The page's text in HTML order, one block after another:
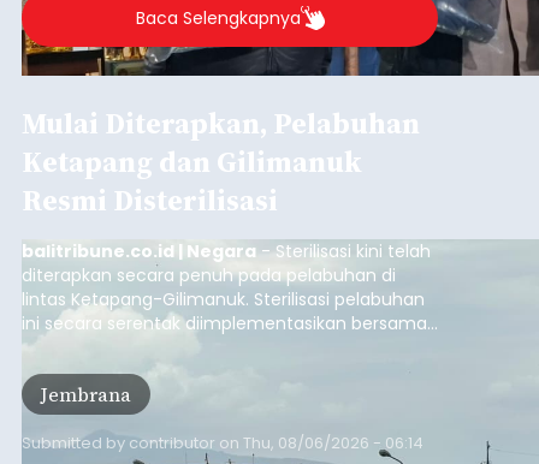
Baca Selengkapnya
Mulai Diterapkan, Pelabuhan
Ketapang dan Gilimanuk
Resmi Disterilisasi
balitribune.co.id | Negara - Sterilisasi kini telah
diterapkan secara penuh pada pelabuhan di
lintas Ketapang-Gilimanuk. Sterilisasi pelabuhan
ini secara serentak diimplementasikan bersama
empat pelabuhan utama lainnya, yakni
Pelabuhan Merak, Bakauheni, Kayangan, dan
Lembar pada Rabu (5/8/2026).
Jembrana
Submitted by contributor on Thu, 08/06/2026 - 06:14